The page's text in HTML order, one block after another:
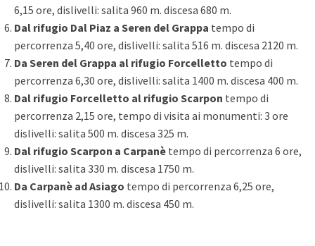
6,15 ore, dislivelli: salita 960 m. discesa 680 m.
Dal rifugio Dal Piaz a Seren del Grappa tempo di
percorrenza 5,40 ore, dislivelli: salita 516 m. discesa 2120 m.
Da Seren del Grappa al rifugio Forcelletto tempo di
percorrenza 6,30 ore, dislivelli: salita 1400 m. discesa 400 m.
Dal rifugio Forcelletto al rifugio Scarpon tempo di
percorrenza 2,15 ore, tempo di visita ai monumenti: 3 ore
dislivelli: salita 500 m. discesa 325 m.
Dal rifugio Scarpon a Carpanè tempo di percorrenza 6 ore,
dislivelli: salita 330 m. discesa 1750 m.
Da Carpanè ad Asiago tempo di percorrenza 6,25 ore,
dislivelli: salita 1300 m. discesa 450 m.